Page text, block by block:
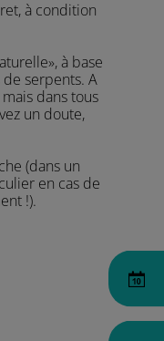
à condition
à base
serpents. A
dans tous
un doute,
(dans un
en cas de
!).